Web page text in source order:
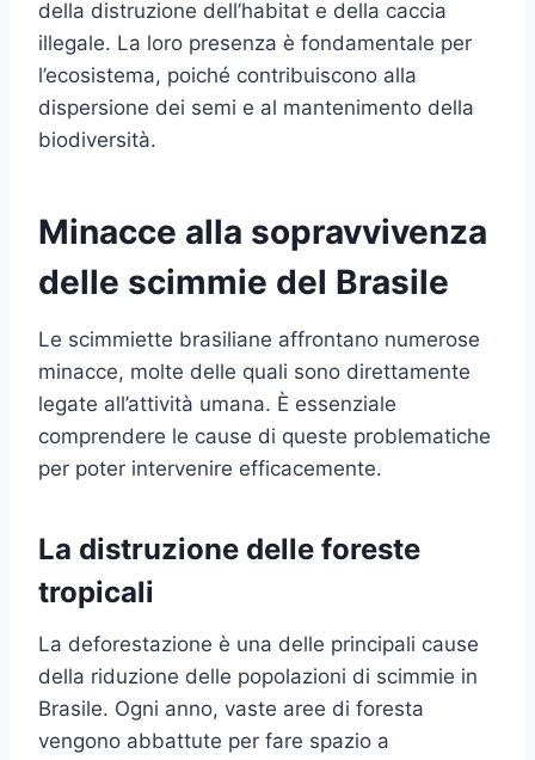
della distruzione dell’habitat e della caccia
illegale. La loro presenza è fondamentale per
l’ecosistema, poiché contribuiscono alla
dispersione dei semi e al mantenimento della
biodiversità.
Minacce alla sopravvivenza
delle scimmie del Brasile
Le scimmiette brasiliane affrontano numerose
minacce, molte delle quali sono direttamente
legate all’attività umana. È essenziale
comprendere le cause di queste problematiche
per poter intervenire efficacemente.
La distruzione delle foreste
tropicali
La deforestazione è una delle principali cause
della riduzione delle popolazioni di scimmie in
Brasile. Ogni anno, vaste aree di foresta
vengono abbattute per fare spazio a